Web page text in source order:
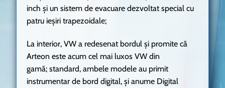
inch și un sistem de evacuare dezvoltat special cu
patru ieșiri trapezoidale;
La interior, VW a redesenat bordul și promite că
Arteon este acum cel mai luxos VW din
gamă; standard, ambele modele au primit
instrumentar de bord digital, și anume Digital